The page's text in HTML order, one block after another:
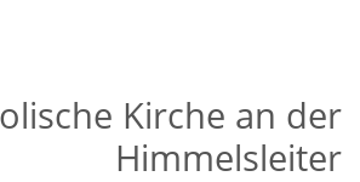
Kirche an der
Himmelsleiter